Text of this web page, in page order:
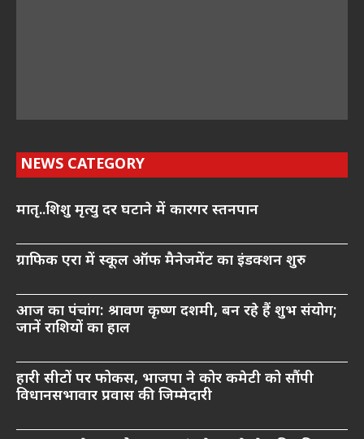
NEWS CATEGORY
मातृ..शिशु मृत्यु दर घटाने में कारगर स्तनपान
ग्राफिक एरा में स्कूल ऑफ मैनेजमेंट का इंडक्शन शुरु
आज का पंचांग: श्रावण कृष्ण दशमी, बन रहे हैं शुभ संयोग;
जानें राशियों का हाल
हारी सीटों पर फोकस, भाजपा ने कोर कमेटी को सौंपी
विधानसभावार प्रवास की जिम्मेदारी